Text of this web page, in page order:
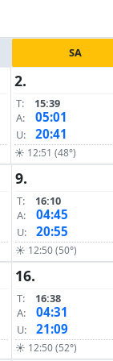
SA
2.
T:
15:39
A:
05:01
U: 20:41
☀ 12:51 (48°)
9.
T:
16:10
A:
04:45
U: 20:55
☀ 12:50 (50°)
16.
T:
16:38
A:
04:31
U: 21:09
☀ 12:50 (52°)